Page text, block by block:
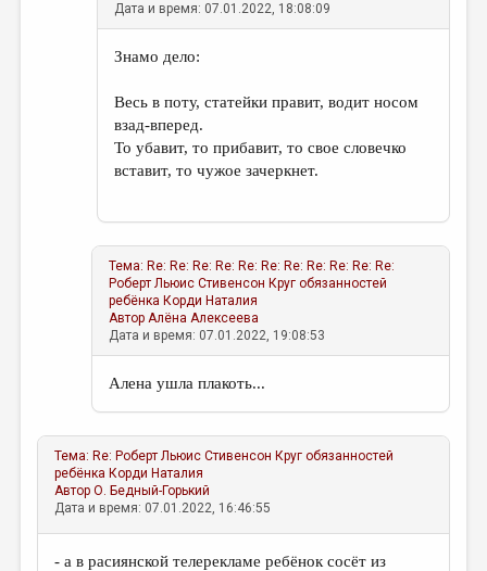
Дата и время: 07.01.2022, 18:08:09
Знамо дело:
Весь в поту, статейки правит, водит носом
взад-вперед.
То убавит, то прибавит, то свое словечко
вставит, то чужое зачеркнет.
Тема: Re: Re: Re: Re: Re: Re: Re: Re: Re: Re: Re:
Роберт Льюис Стивенсон Круг обязанностей
ребёнка Корди Наталия
АвторАлёна Алексеева
Дата и время: 07.01.2022, 19:08:53
Алена ушла плакоть...
Тема: Re: Роберт Льюис Стивенсон Круг обязанностей
ребёнка Корди Наталия
АвторО. Бедный-Горький
Дата и время: 07.01.2022, 16:46:55
- а в расиянской телерекламе ребёнок сосёт из